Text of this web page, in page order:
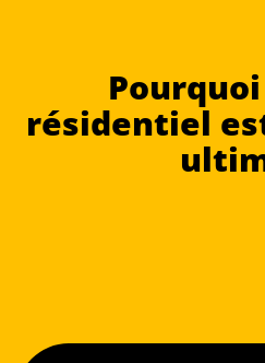
résidentiel